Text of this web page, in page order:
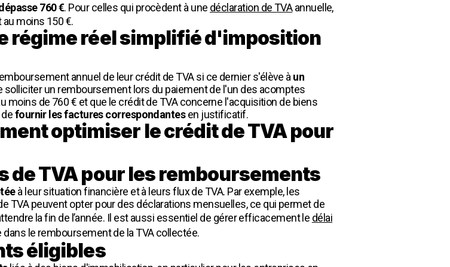
760 €. Pour celles qui procèdent à une déclaration de TVAannuelle,
moins 150 €.
régime réel simplifié d'imposition
annuel de leur crédit de TVA si ce dernier s'élève à un
solliciter un remboursement lors du paiement de l'un des acomptes
de 760 € et que le crédit de TVA concerne l'acquisition de biens
fournir les factures correspondantesen justificatif.
optimiser le crédit de TVA pour
de TVA pour les remboursements
à leur situation financière et à leurs flux de TVA. Par exemple, les
TVA peuvent opter pour des déclarations mensuelles, ce qui permet de
la fin de l’année. Il est aussi essentiel de gérer efficacement le délai
le remboursement de la TVA collectée.
éligibles